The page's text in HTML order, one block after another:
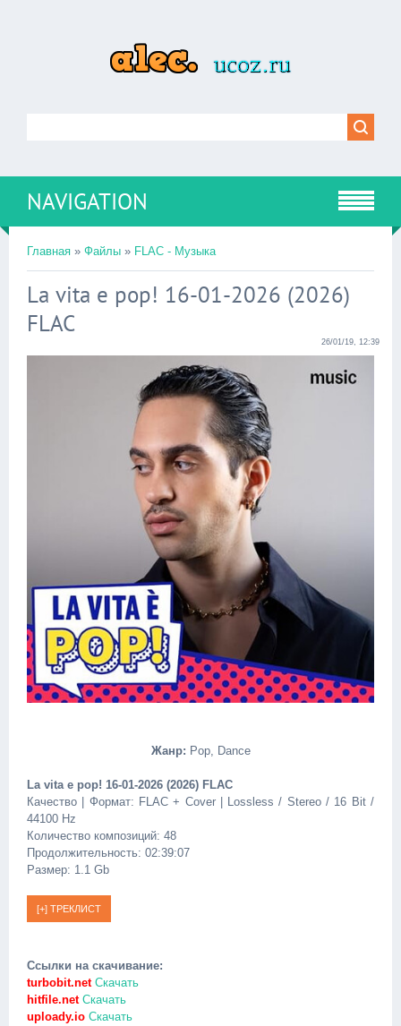
NAVIGATION
Главная » Файлы » FLAC - Музыка
La vita e pop! 16-01-2026 (2026)
FLAC
26/01/19, 12:39
Жанр: Pop, Dance
La vita e pop! 16-01-2026 (2026) FLAC
Качество | Формат: FLAC + Cover | Lossless / Stereo / 16 Bit /
44100 Hz
Количество композиций: 48
Продолжительность: 02:39:07
Размер: 1.1 Gb
Ссылки на скачивание:
turbobit.netСкачать
hitfile.netСкачать
uploady.io Скачать